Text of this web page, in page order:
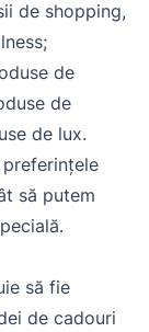
de shopping,
de
de
de lux.
să putem
să fie
de cadouri